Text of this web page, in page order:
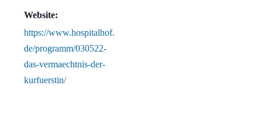
Website:
https://www.hospitalhof.
de/programm/030522-
das-vermaechtnis-der-
kurfuerstin/